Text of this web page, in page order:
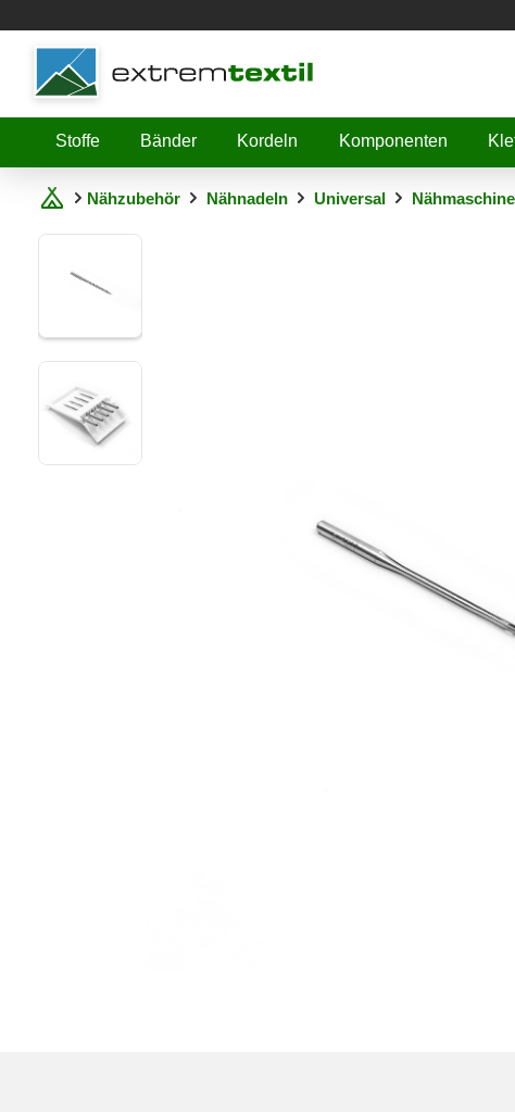
Shopware
Stoffe
Bänder Kordeln Komponenten
Nähzubehör Nähnadeln Universal